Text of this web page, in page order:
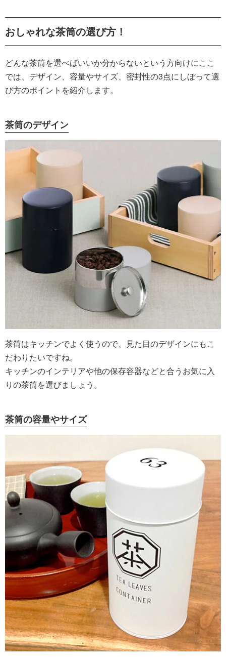
おしゃれな茶筒の選び方！
どんな茶筒を選べばいいか分からないという方向けにここ
では、デザイン、容量やサイズ、密封性の3点にしぼって選
び方のポイントを紹介します。
茶筒のデザイン
茶筒はキッチンでよく使うので、見た目のデザインにもこ
だわりたいですね。
キッチンのインテリアや他の保存容器などと合うお気に入
りの茶筒を選びましょう。
茶筒の容量やサイズ